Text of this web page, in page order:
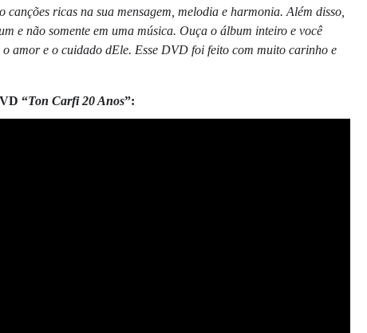
ricas na sua mensagem, melodia e harmonia. Além disso,
e não somente em uma música. Ouça o álbum inteiro e você
amor e o cuidado dEle. Esse DVD foi feito com muito carinho e
“Ton Carfi 20 Anos”: